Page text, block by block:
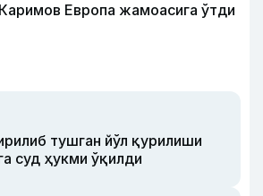
Европа жамоасига ўтди
тушган йўл қурилиши
суд ҳукми ўқилди